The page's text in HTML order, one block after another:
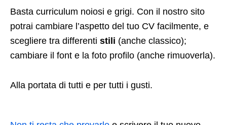
Basta curriculum noiosi e grigi. Con il nostro sito
potrai cambiare l’aspetto del tuo CV facilmente, e
scegliere tra differenti stili (anche classico);
cambiare il font e la foto profilo (anche rimuoverla).
Alla portata di tutti e per tutti i gusti.